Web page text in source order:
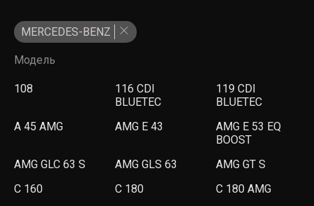
MERCEDES-BENZ
Модель
108
116 CDI
BLUETEC
119 CDI
BLUETEC
A 45 AMG
AMG E 43
AMG E 53 EQ
BOOST
AMG GLC 63 S
AMG GLS 63
AMG GT S
C 160
C 180
C 180 AMG